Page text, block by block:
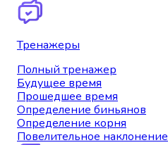
Тренажеры
Полный тренажер
Будущее время
Прошедшее время
Определение биньянов
Определение корня
Повелительное наклонение